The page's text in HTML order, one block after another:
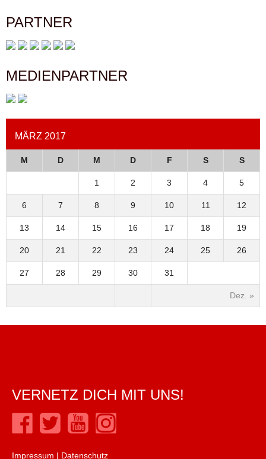
PARTNER
MEDIENPARTNER
MÄRZ 2017
M D M D F S S
Dez. »
1 2 3 4 5
6 7 8 9 10 11 12
13 14 15 16 17 18 19
20 21 22 23 24 25 26
27 28 29 30 31
VERNETZ DICH MIT UNS!
Impressum | Datenschutz